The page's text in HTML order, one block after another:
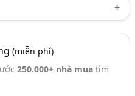
Bà Rịa-Vũng Tàu
(miễn phí)
250.000+ nhà muatìm